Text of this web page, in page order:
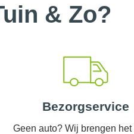
& Zo?
Bezorgservice
Geen auto? Wij brengen het